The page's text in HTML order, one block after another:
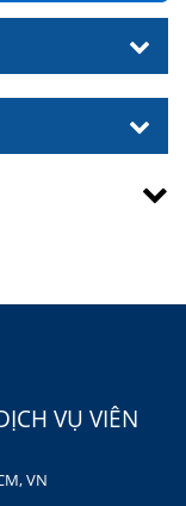
VỤ VIÊN
VN